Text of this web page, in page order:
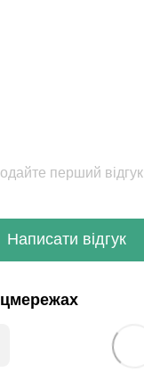
перший відгук
Написати відгук